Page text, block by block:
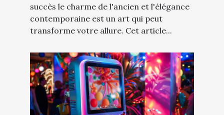
succès le charme de l'ancien et l'élégance
contemporaine est un art qui peut
transforme votre allure. Cet article...